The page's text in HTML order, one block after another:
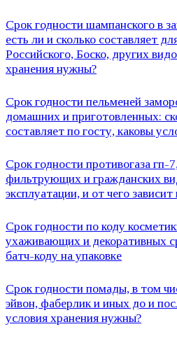
Срок годности шампанского в
есть ли и сколько составляет
Российского, Боско, других
хранения нужны?
Срок годности пельменей
домашних и приготовленных:
составляет по госту, каковы
Срок годности противогаза гп-
фильтрующих и гражданских
эксплуатации, и от чего
Срок годности по коду
ухаживающих и декоративных
батч-коду на упаковке
Срок годности помады, в том
эйвон, фаберлик и иных до и
условия хранения нужны?